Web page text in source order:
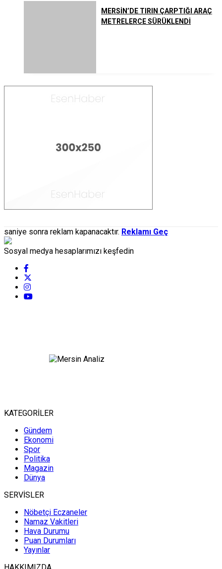
MERSİN’DE TIRIN ÇARPTIĞI ARAÇ
METRELERCE SÜRÜKLENDİ
saniye sonra reklam kapanacaktır. Reklamı Geç
Sosyal medya hesaplarımızı keşfedin
KATEGORİLER
Gündem
Ekonomi
Spor
Politika
Magazin
Dünya
SERVİSLER
Nöbetçi Eczaneler
Namaz Vakitleri
Hava Durumu
Puan Durumları
Yayınlar